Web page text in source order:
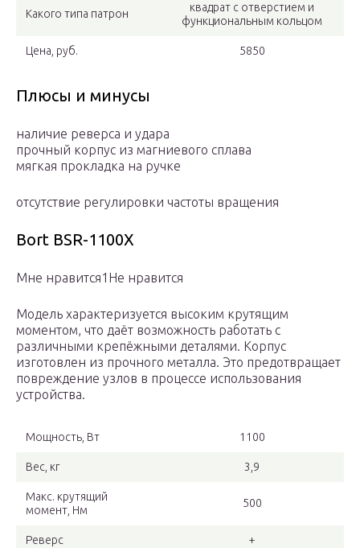
Какого типа патрон
квадрат с отверстием и
функциональным кольцом
Цена, руб. 5850
Плюсы и минусы
наличие реверса и удара
прочный корпус из магниевого сплава
мягкая прокладка на ручке
отсутствие регулировки частоты вращения
Bort BSR-1100X
Мне нравится1Не нравится
Модель характеризуется высоким крутящим
моментом, что даёт возможность работать с
различными крепёжными деталями. Корпус
изготовлен из прочного металла. Это предотвращает
повреждение узлов в процессе использования
устройства.
Мощность, Вт 1100
Вес, кг 3,9
Макс. крутящий
момент, Нм
500
Реверс +